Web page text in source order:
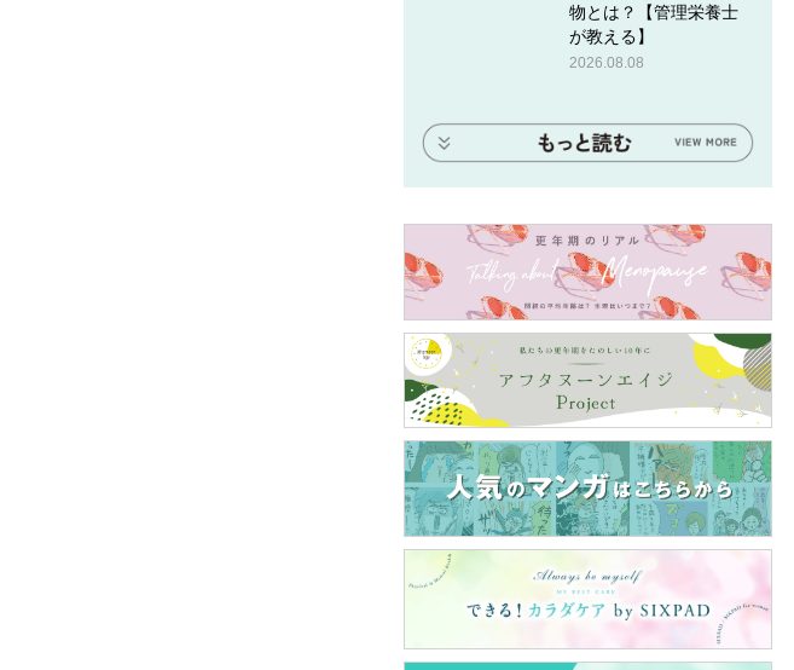
物とは？【管理栄養士
が教える】
2026.08.08